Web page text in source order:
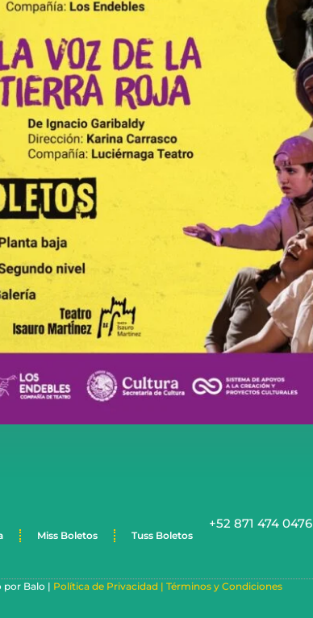
Miss Boletos Tuss Boletos
+52 871 474 0476
por Balo | Política de Privacidad | Términos y Condiciones